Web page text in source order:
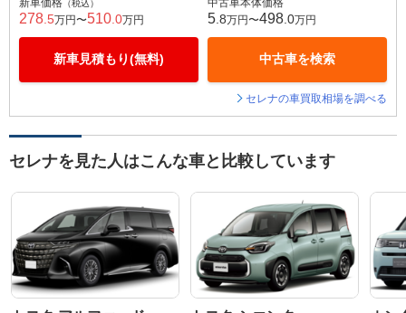
新車価格 （税込）
278 .5万円〜510 .0万円
新車見積もり(無料)
中古車本体価格
5 .8万円〜498 .0万円
中古車を検索
セレナの車買取相場を調べる
セレナを見た人はこんな車と比較しています